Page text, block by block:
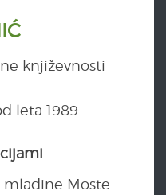
književnosti
leta 1989
mladine Moste